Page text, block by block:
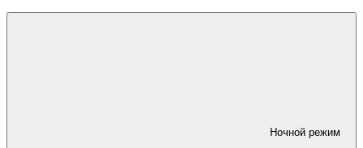
Ночной режим